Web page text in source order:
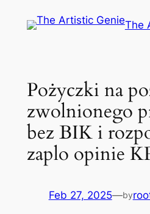
The
Pożyczki na
zwolnionego
bez BIK i
zaplo opinie
Feb 27, 2025—by